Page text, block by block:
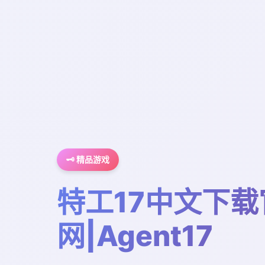
🗝️ 精品游戏
特工17中文下
网|Agent17